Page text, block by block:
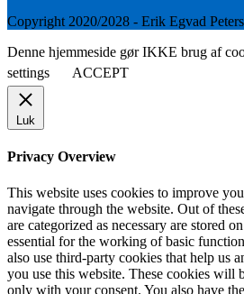
Copyright 2020/2028 - Erik Egvad
Denne hjemmeside gør IKKE brug af
settings
ACCEPT
Luk
Privacy Overview
This website uses cookies to improve
navigate through the website. Out of
are categorized as necessary are stored
essential for the working of basic
also use third-party cookies that help us
you use this website. These cookies will
only with your consent. You also have